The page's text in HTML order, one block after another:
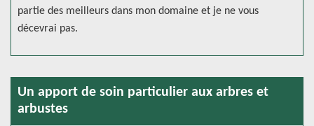
partie des meilleurs dans mon domaine et je ne vous
décevrai pas.
Un apport de soin particulier aux arbres et
arbustes